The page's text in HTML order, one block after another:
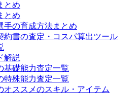
とめ
とめ
手の育成方法まとめ
約書の査定・コスパ算出ツール
解説
基礎能力査定一覧
特殊能力査定一覧
オススメのスキル・アイテム